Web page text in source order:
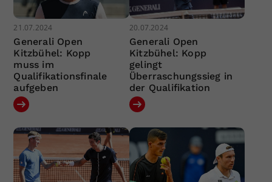
21.07.2024
Generali Open
Kitzbühel: Kopp
muss im
Qualifikationsfinale
aufgeben
20.07.2024
Generali Open
Kitzbühel: Kopp
gelingt
Überraschungssieg in
der Qualifikation